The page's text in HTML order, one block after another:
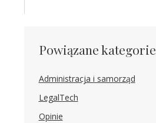
Powiązane kategorie
Administracja i samorząd
LegalTech
Opinie